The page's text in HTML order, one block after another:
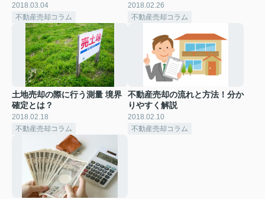
2018.03.04
不動産売却コラム
2018.02.26
不動産売却コラム
土地売却の際に行う測量 境界
確定とは？
2018.02.18
不動産売却コラム
不動産売却の流れと方法！分か
りやすく解説
2018.02.10
不動産売却コラム